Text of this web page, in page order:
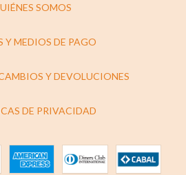
SOMOS
Y MEDIOS DE PAGO
Y DEVOLUCIONES
DE PRIVACIDAD